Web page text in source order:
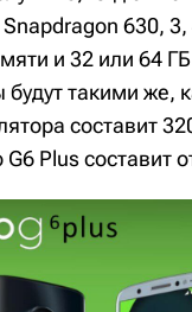
630, 3,
и 32 или 64
такими же,
составит
Plus составит